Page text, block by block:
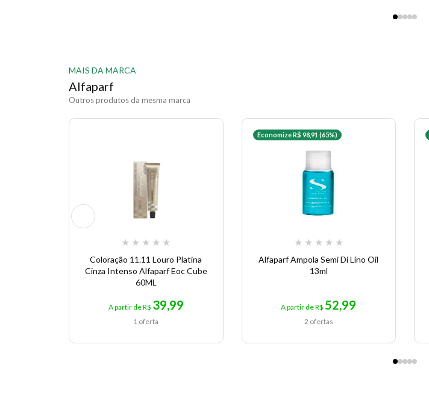
MAIS DA MARCA
Alfaparf
Outros produtos da mesma marca
★ ★ ★ ★ ★
Coloração 11.11 Louro Platina
Cinza Intenso Alfaparf Eoc Cube
60ML
A partir de R$ 39,99
1 oferta
Economize R$ 98,91 (65%)
★ ★ ★ ★ ★
Alfaparf Ampola Semi Di Lino Oil
13ml
A partir de R$ 52,99
2 ofertas